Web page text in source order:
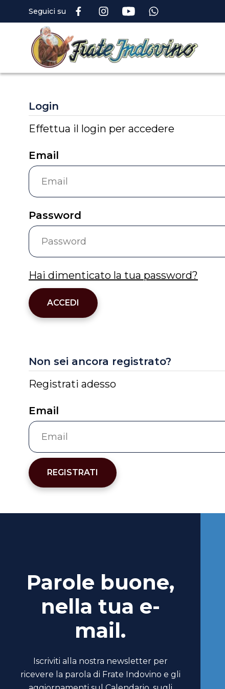
Seguici su
Login
Effettua il login per accedere
Email
Password
Hai dimenticato la tua password?
ACCEDI
Non sei ancora registrato?
Registrati adesso
Email
REGISTRATI
Parole buone,
nella tua e-
mail.
Iscriviti alla nostra newsletter per
ricevere la parola di Frate Indovino e gli